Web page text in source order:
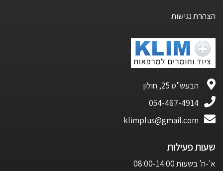
הצהרת נגישות
הבעש"ט 25, חולון
054-467-4914
klimplus@gmail.com
שעות פעילות
א'-ה' בשעות 08:00-14:00